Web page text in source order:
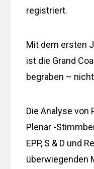
registriert.
Mit dem ersten
ist die Grand
begraben –
Die Analyse von
Plenar -
EPP, S & D und
überwiegenden